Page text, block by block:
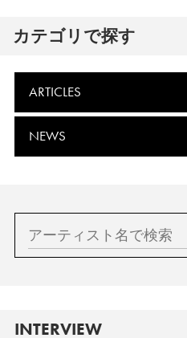
カテゴリで探す
ARTICLES
NEWS
INTERVIEW